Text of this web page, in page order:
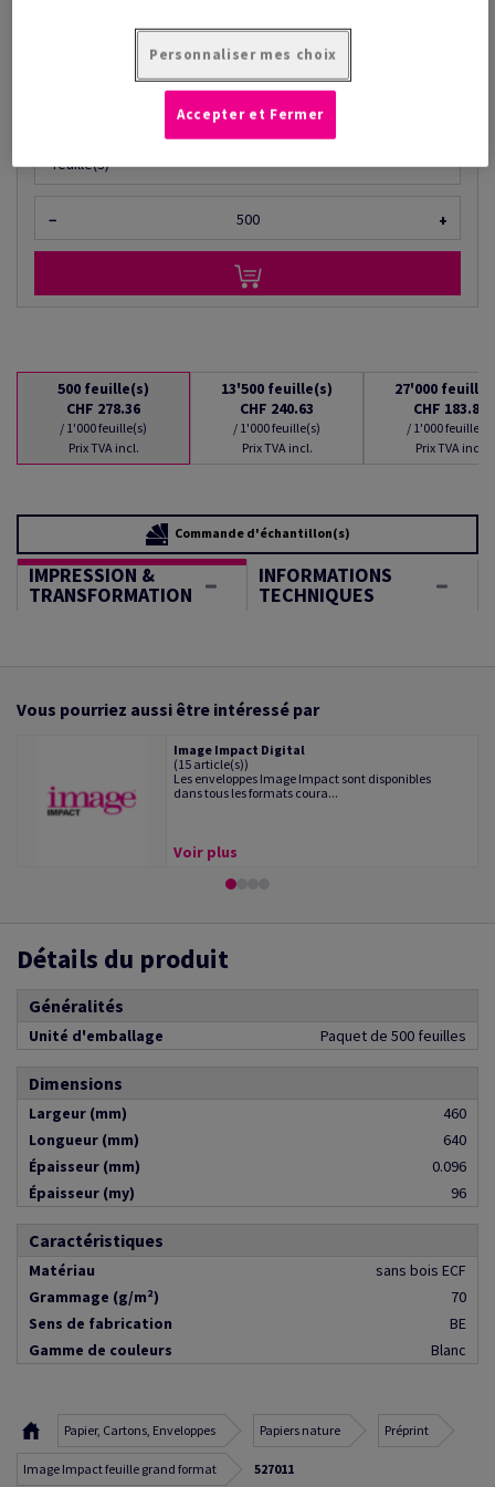
EN STOCK : LIVRAISON À PARTIR DU 10/08/2026
feuille(s)
− +
500 feuille(s)
CHF 278.36
/ 1'000 feuille(s)
Prix TVA incl.
13'500 feuille(s)
CHF 240.63
/ 1'000 feuille(s)
Prix TVA incl.
27'000
CHF 183.88
/ 1'000 feuille(s)
Prix TVA incl.
Commande d'échantillon(s)
IMPRESSION &
TRANSFORMATION
INFORMATIONS
TECHNIQUES
Vous pourriez aussi être intéressé par
Image Impact Digital
(15 article(s))
Les enveloppes Image Impact sont disponibles
dans tous les formats coura...
Voir plus
Détails du produit
Généralités
Unité d'emballage Paquet de 500 feuilles
Dimensions
Largeur (mm)
460
Longueur (mm)
640
Épaisseur (mm)
0.096
Épaisseur (my)
96
Caractéristiques
Matériau
sans bois ECF
Grammage (g/m²)
70
Sens de fabrication
BE
Gamme de couleurs
Blanc
Papier, Cartons, Enveloppes Papiers nature Préprint
Image Impact feuille grand format 527011
Personnaliser mes choix
Accepter et Fermer